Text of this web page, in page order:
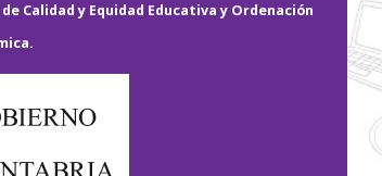
Calidad y Equidad Educativa y Ordenación